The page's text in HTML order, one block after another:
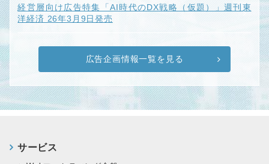
経営層向け広告特集「AI時代のDX戦略（仮題）」週刊東
洋経済 26年3月9日発売
広告企画情報一覧を見る
サービス